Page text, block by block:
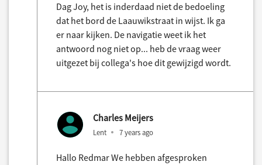
Dag Joy, het is inderdaad niet de bedoeling
dat het bord de Laauwikstraat in wijst. Ik ga
er naar kijken. De navigatie weet ik het
antwoord nog niet op... heb de vraag weer
uitgezet bij collega's hoe dit gewijzigd wordt.
Charles Meijers
Lent 7 years ago
Hallo Redmar We hebben afgesproken